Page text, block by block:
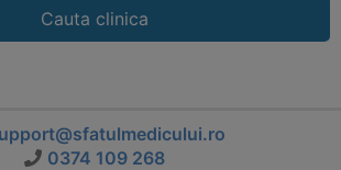
Cauta clinica
0374 109 268